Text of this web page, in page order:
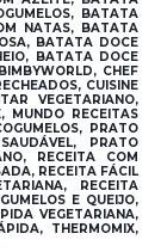
BATATA
NATAS, BATATA
BATATA DOCE
BATATA DOCE
CHEF
CUISINE
VEGETARIANO,
MUNDO RECEITAS
PRATO
PRATO
RECEITA COM
RECEITA FÁCIL
RECEITA
E QUEIJO,
VEGETARIANA,
THERMOMIX,